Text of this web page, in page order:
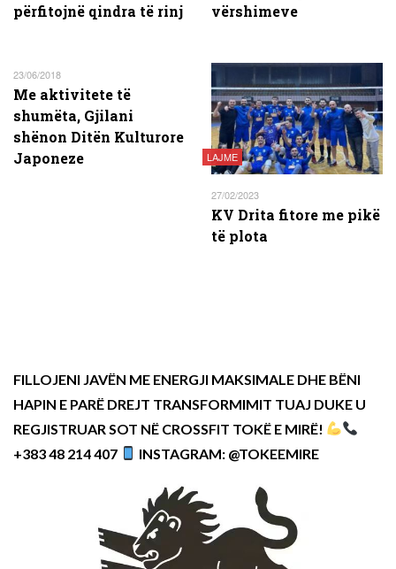
përfitojnë qindra të rinj
vërshimeve
23/06/2018
Me aktivitete të
shumëta, Gjilani
shënon Ditën Kulturore
Japoneze
LAJME
27/02/2023
KV Drita fitore me pikë
të plota
FILLOJENI JAVËN ME ENERGJI MAKSIMALE DHE BËNI
HAPIN E PARË DREJT TRANSFORMIMIT TUAJ DUKE U
REGJISTRUAR SOT NË CROSSFIT TOKË E MIRË!
+383 48 214 407
INSTAGRAM: @TOKEEMIRE